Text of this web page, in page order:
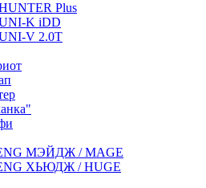
Plus
K iDD
V 2.0T
МЭЙДЖ / MAGE
ХЬЮДЖ / HUGE